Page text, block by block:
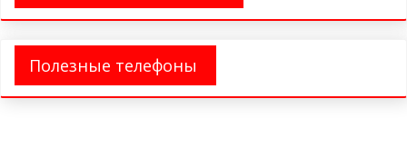
Полезные телефоны